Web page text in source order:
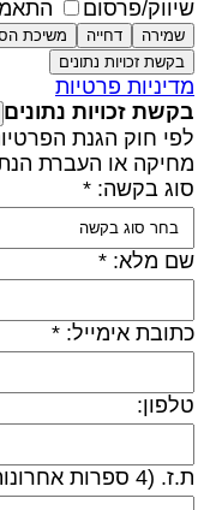
פרסום
התאמה
שמירה דחייה
משיכת
בקשת זכויות נתונים
פרטיות
זכויות נתונים
חוק הגנת
או העברת
בקשה: *
מלא: *
אימייל: *
ספרות אחרונות לאימות):